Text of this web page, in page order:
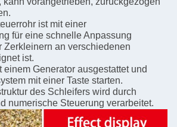
ist mit einer
für eine schnelle Anpassung
Zerkleinern an verschiedenen
ist.
einem Generator ausgestattet und
mit einer Taste starten.
des Schleifers wird durch
numerische Steuerung verarbeitet.